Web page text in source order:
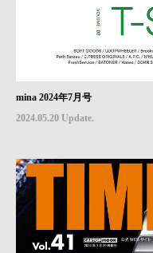
mina 2024年7月号
2024.05.20 Update.